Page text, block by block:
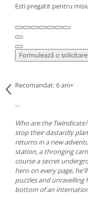
Esti pregatit pentru
Formulează o
Recomandat: 6 ani+
...
Who are the
stop their dastardly
returns in a new
station, a thronging
course a secret
hero on every page,
puzzles and
bottom of an